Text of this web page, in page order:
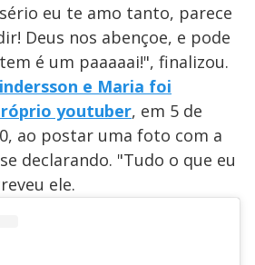
eu te amo tanto, parece
Deus nos abençoe, e pode
é um paaaaai!", finalizou.
e Maria foi
youtuber, em 5 de
ao postar uma foto com a
declarando. "Tudo o que eu
ele.